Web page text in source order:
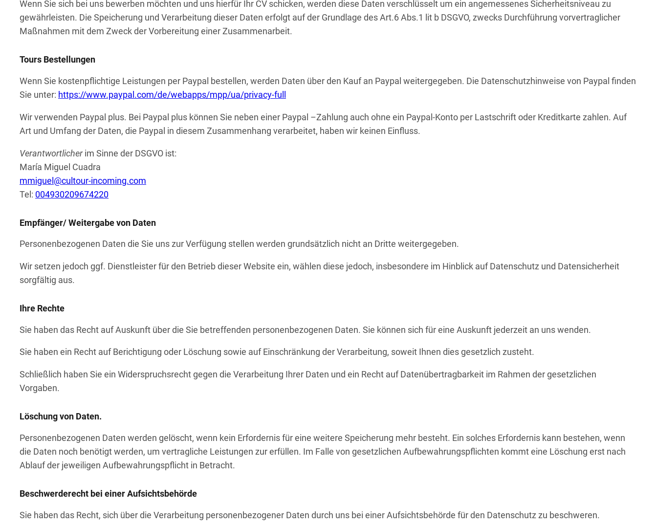
Wenn Sie sich bei uns bewerben möchten und uns hierfür Ihr CV schicken, werden diese Daten verschlüsselt um ein angemessenes Sicherheitsniveau zu
gewährleisten. Die Speicherung und Verarbeitung dieser Daten erfolgt auf der Grundlage des Art.6 Abs.1 lit b DSGVO, zwecks Durchführung vorvertraglicher
Maßnahmen mit dem Zweck der Vorbereitung einer Zusammenarbeit.
Tours Bestellungen
Wenn Sie kostenpflichtige Leistungen per Paypal bestellen, werden Daten über den Kauf an Paypal weitergegeben. Die Datenschutzhinweise von Paypal finden
Sie unter: https://www.paypal.com/de/webapps/mpp/ua/privacy-full
Wir verwenden Paypal plus. Bei Paypal plus können Sie neben einer Paypal –Zahlung auch ohne ein Paypal-Konto per Lastschrift oder Kreditkarte zahlen. Auf
Art und Umfang der Daten, die Paypal in diesem Zusammenhang verarbeitet, haben wir keinen Einfluss.
Verantwortlicherim Sinne der DSGVO ist:
María Miguel Cuadra
mmiguel@cultour-incoming.com
Tel: 004930209674220
Empfänger/ Weitergabe von Daten
Personenbezogenen Daten die Sie uns zur Verfügung stellen werden grundsätzlich nicht an Dritte weitergegeben.
Wir setzen jedoch ggf. Dienstleister für den Betrieb dieser Website ein, wählen diese jedoch, insbesondere im Hinblick auf Datenschutz und Datensicherheit
sorgfältig aus.
Ihre Rechte
Sie haben das Recht auf Auskunft über die Sie betreffenden personenbezogenen Daten. Sie können sich für eine Auskunft jederzeit an uns wenden.
Sie haben ein Recht auf Berichtigung oder Löschung sowie auf Einschränkung der Verarbeitung, soweit Ihnen dies gesetzlich zusteht.
Schließlich haben Sie ein Widerspruchsrecht gegen die Verarbeitung Ihrer Daten und ein Recht auf Datenübertragbarkeit im Rahmen der gesetzlichen
Vorgaben.
Löschung von Daten.
Personenbezogenen Daten werden gelöscht, wenn kein Erfordernis für eine weitere Speicherung mehr besteht. Ein solches Erfordernis kann bestehen, wenn
die Daten noch benötigt werden, um vertragliche Leistungen zur erfüllen. Im Falle von gesetzlichen Aufbewahrungspflichten kommt eine Löschung erst nach
Ablauf der jeweiligen Aufbewahrungspflicht in Betracht.
Beschwerderecht bei einer Aufsichtsbehörde
Sie haben das Recht, sich über die Verarbeitung personenbezogener Daten durch uns bei einer Aufsichtsbehörde für den Datenschutz zu beschweren.